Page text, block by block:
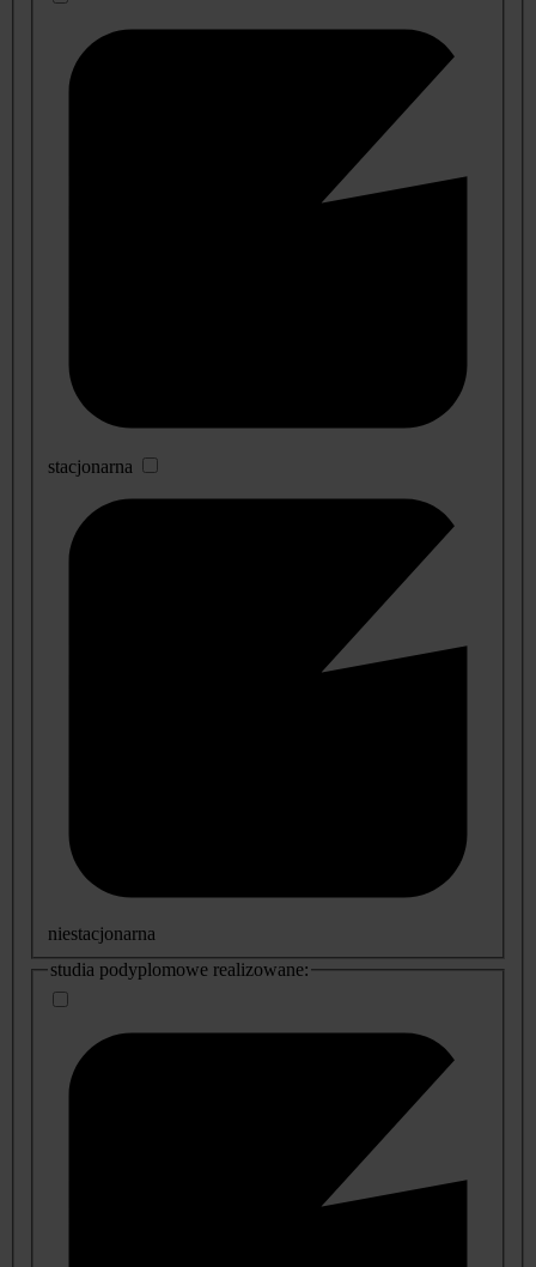
stacjonarna
niestacjonarna
studia podyplomowe realizowane: